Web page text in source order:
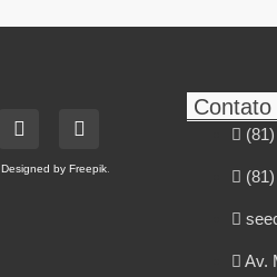
Designed by Freepik.
Contato
Av.